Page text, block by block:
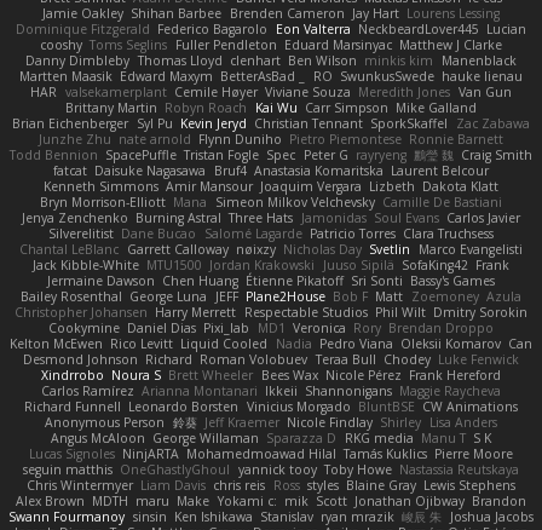
Jamie Oakley Shihan Barbee Brenden Cameron Jay Hart Lourens Lessing
Dominique Fitzgerald Federico Bagarolo Eon Valterra NeckbeardLover445 Lucian
cooshy Toms Seglins Fuller Pendleton Eduard Marsinyac Matthew J Clarke
Danny Dimbleby Thomas Lloyd clenhart Ben Wilson minkis kim
Manenblack
Martten Maasik Edward Maxym BetterAsBad _ RO SwunkusSwede hauke lienau
HAR valsekamerplant Cemile Høyer Viviane Souza Meredith Jones Van Gun
Brittany Martin Robyn Roach Kai Wu Carr Simpson Mike Galland
Brian Eichenberger Syl Pu Kevin Jeryd Christian Tennant SporkSkaffel
Zac Zabawa
Junzhe Zhu nate arnold Flynn Duniho Pietro Piemontese Ronnie Barnett
Todd Bennion SpacePuffle Tristan Fogle Spec Peter G rayryeng 鸝瑩 魏 Craig Smith
fatcat Daisuke Nagasawa Bruf4 Anastasia Komaritska Laurent Belcour
Kenneth Simmons Amir Mansour Joaquim Vergara Lizbeth Dakota Klatt
Bryn Morrison-Elliott Mana Simeon Milkov Velchevsky Camille De Bastiani
Jenya Zenchenko Burning Astral Three Hats Jamonidas Soul Evans Carlos Javier
Silverelitist Dane Bucao Salomé Lagarde Patricio Torres Clara Truchsess
Chantal LeBlanc Garrett Calloway nøixzy Nicholas Day Svetlin
Marco Evangelisti
Jack Kibble-White MTU1500 Jordan Krakowski Juuso Sipilä SofaKing42 Frank
Jermaine Dawson Chen Huang Étienne Pikatoff Sri Sonti Bassy's Games
Bailey Rosenthal George Luna JEFF Plane2House Bob F Matt Zoemoney Azula
Christopher Johansen Harry Merrett Respectable Studios Phil Wilt Dmitry Sorokin
Cookymine Daniel Dias Pixi_lab MD1 Veronica Rory Brendan Droppo
Kelton McEwen Rico Levitt Liquid Cooled Nadia Pedro Viana Oleksii Komarov Can
Desmond Johnson Richard Roman Volobuev Teraa Bull Chodey Luke Fenwick
Xindrrobo Noura S Brett Wheeler Bees Wax Nicole Pérez Frank Hereford
Carlos Ramírez Arianna Montanari Ikkeii Shannonigans Maggie Raycheva
Richard Funnell Leonardo Borsten Vinicius Morgado BluntBSE CW Animations
Anonymous Person 鈴葵 Jeff Kraemer Nicole Findlay Shirley Lisa Anders
Angus McAloon George Willaman Sparazza D RKG media Manu T S K
Lucas Signoles NinjARTA Mohamedmoawad Hilal Tamás Kuklics Pierre Moore
seguin matthis OneGhastlyGhoul yannick tooy Toby Howe Nastassia Reutskaya
Chris Wintermyer Liam Davis chris reis Ross styles Blaine Gray Lewis Stephens
Alex Brown MDTH maru Make Yokami c: mik Scott Jonathan Ojibway Brandon
Swann Fourmanoy sinsin Ken Ishikawa Stanislav ryan mrazik 峻辰 朱
Joshua Jacobs